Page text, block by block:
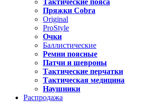
Тактические пояса
Пряжки Cobra
Original
ProStyle
Очки
Баллистические
Ремни поясные
Патчи и шевроны
Тактические перчатки
Тактическая медицина
Наушники
Распродажа